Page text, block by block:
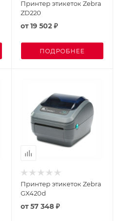
Принтер этикеток Zebra
ZD220
от19 502 ₽
ПОДРОБНЕЕ
Принтер этикеток Zebra
GX420d
от57 348 ₽